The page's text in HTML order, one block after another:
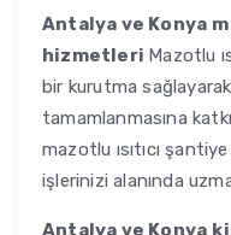
Antalya ve Konya
hizmetleri Mazotlu
bir kurutma
tamamlanmasına
mazotlu ısıtıcı
işlerinizi alanında
Antalya ve Konya